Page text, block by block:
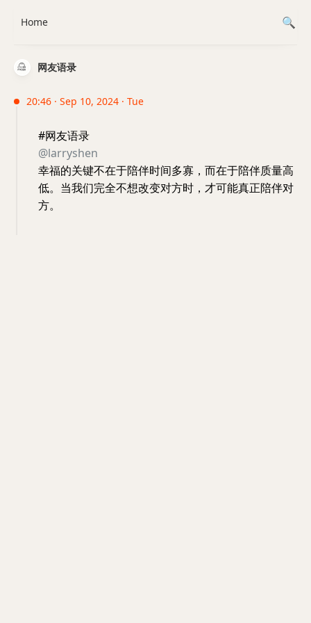
网友语录
20:46 · Sep 10, 2024 · Tue
#网友语录
@larryshen
幸福的关键不在于陪伴时间多寡，而在于陪伴质量高
低。当我们完全不想改变对方时，才可能真正陪伴对
方。
Home